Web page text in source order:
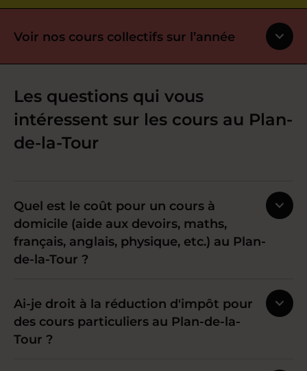
Voir nos cours collectifs sur l’année
Les questions qui vous
intéressent sur les cours au Plan-
de-la-Tour
Quel est le coût pour un cours à
domicile (aide aux devoirs, maths,
français, anglais, physique, etc.) au Plan-
de-la-Tour ?
Ai-je droit à la réduction d'impôt pour
des cours particuliers au Plan-de-la-
Tour ?